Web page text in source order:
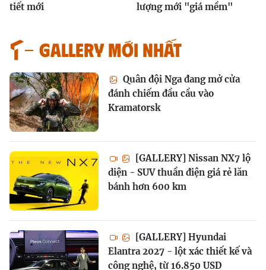
tiết mới
lượng mới "giá mềm"
GALLERY MỚI NHẤT
Quân đội Nga đang mở cửa
đánh chiếm đầu cầu vào
Kramatorsk
[GALLERY] Nissan NX7 lộ
diện - SUV thuần điện giá rẻ lăn
bánh hơn 600 km
[GALLERY] Hyundai
Elantra 2027 - lột xác thiết kế và
công nghệ, từ 16.850 USD